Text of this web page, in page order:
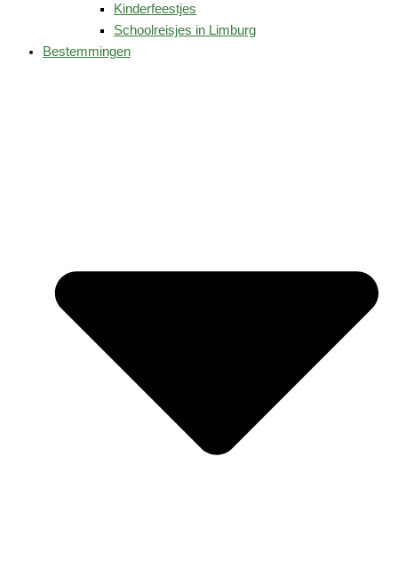
Kinderfeestjes
Schoolreisjes in Limburg
Bestemmingen